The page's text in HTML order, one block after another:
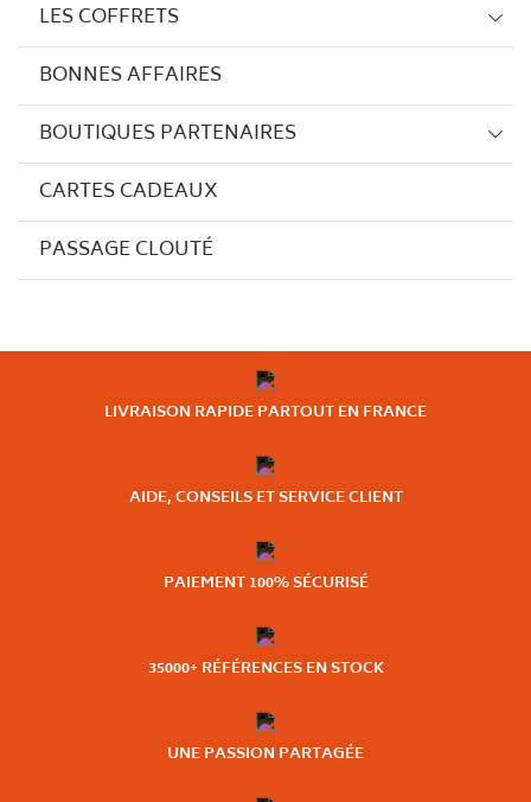
LES COFFRETS
BONNES AFFAIRES
BOUTIQUES PARTENAIRES
CARTES CADEAUX
PASSAGE CLOUTÉ
LIVRAISON RAPIDE PARTOUT EN FRANCE
AIDE, CONSEILS ET SERVICE CLIENT
PAIEMENT 100% SÉCURISÉ
35000+ RÉFÉRENCES EN STOCK
UNE PASSION PARTAGÉE